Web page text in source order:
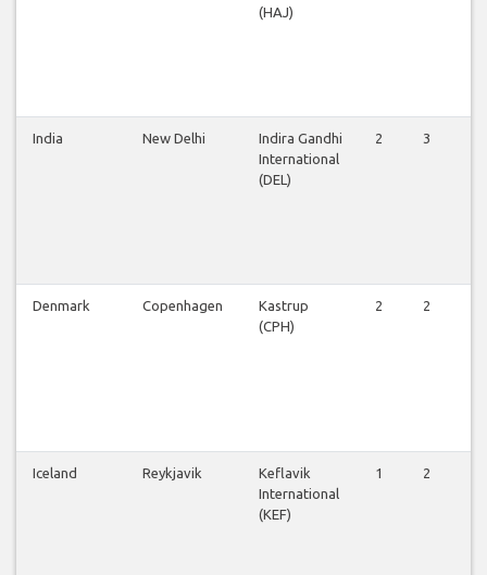
(HAJ)
India New Delhi
Indira Gandhi
International
(DEL)
2 3
Denmark Copenhagen
Kastrup
(CPH)
2 2
Iceland Reykjavik
Keflavik
International
(KEF)
1 2